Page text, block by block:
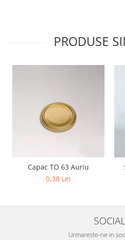
PRODUSE
Capac TO 63 Auriu
0,38 Lei
SOCIAL
Urmareste-ne in